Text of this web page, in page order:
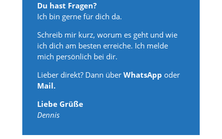
Du hast Fragen?
Ich bin gerne für dich da.
Schreib mir kurz, worum es geht und wie
ich dich am besten erreiche. Ich melde
mich persönlich bei dir.
Lieber direkt? Dann überWhatsApp oder
Mail.
Liebe Grüße
Dennis